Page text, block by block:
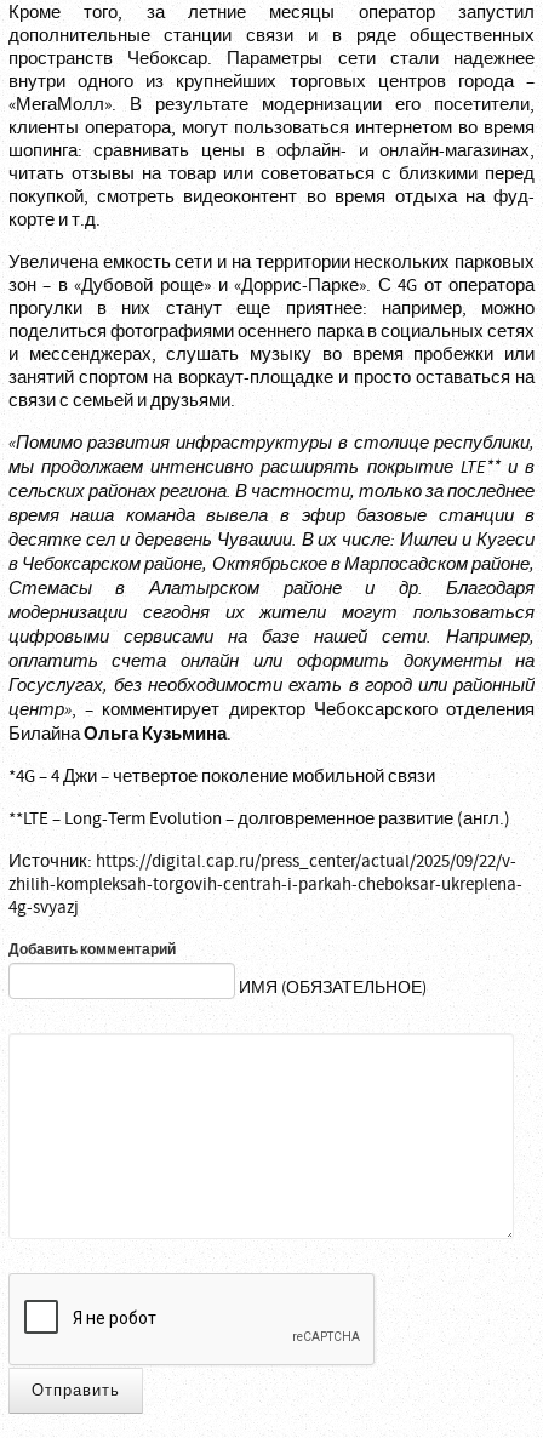
Кроме того, за летние месяцы оператор запустил
дополнительные станции связи и в ряде общественных
пространств Чебоксар. Параметры сети стали надежнее
внутри одного из крупнейших торговых центров города –
«МегаМолл». В результате модернизации его посетители,
клиенты оператора, могут пользоваться интернетом во время
шопинга: сравнивать цены в офлайн- и онлайн-магазинах,
читать отзывы на товар или советоваться с близкими перед
покупкой, смотреть видеоконтент во время отдыха на фуд-
корте и т.д.
Увеличена емкость сети и на территории нескольких парковых
зон – в «Дубовой роще» и «Доррис-Парке». С 4G от оператора
прогулки в них станут еще приятнее: например, можно
поделиться фотографиями осеннего парка в социальных сетях
и мессенджерах, слушать музыку во время пробежки или
занятий спортом на воркаут-площадке и просто оставаться на
связи с семьей и друзьями.
«Помимо развития инфраструктуры в столице республики,
мы продолжаем интенсивно расширять покрытиеLTE** и в
сельских районах региона. В частности, только за последнее
время наша командавывелав эфир базовые станции в
десятке сел и деревень Чувашии. В их числе: Ишлеи и Кугеси
в Чебоксарском районе, Октябрьское в Марпосадском районе,
Стемасы в Алатырском районе и др. Благодаря
модернизации сегодня их жители могут пользоваться
цифровыми сервисами на базе нашей сети. Например,
оплатить счета онлайн или оформить документы на
Госуслугах, без необходимости ехать в город или районный
центр», – комментирует директор Чебоксарского отделения
БилайнаОльга Кузьмина.
*4G– 4 Джи – четвертое поколение мобильной связи
**LTE– Long-Term Evolution – долговременное развитие (англ.)
Источник: https://digital.cap.ru/press_center/actual/2025/09/22/v-
zhilih-kompleksah-torgovih-centrah-i-parkah-cheboksar-ukreplena-
4g-svyazj
Добавить комментарий
ИМЯ (ОБЯЗАТЕЛЬНОЕ)
Отправить